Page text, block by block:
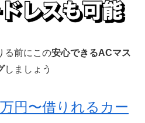
る前にこの安心できるACマス
しましょう
円〜借りれるカー